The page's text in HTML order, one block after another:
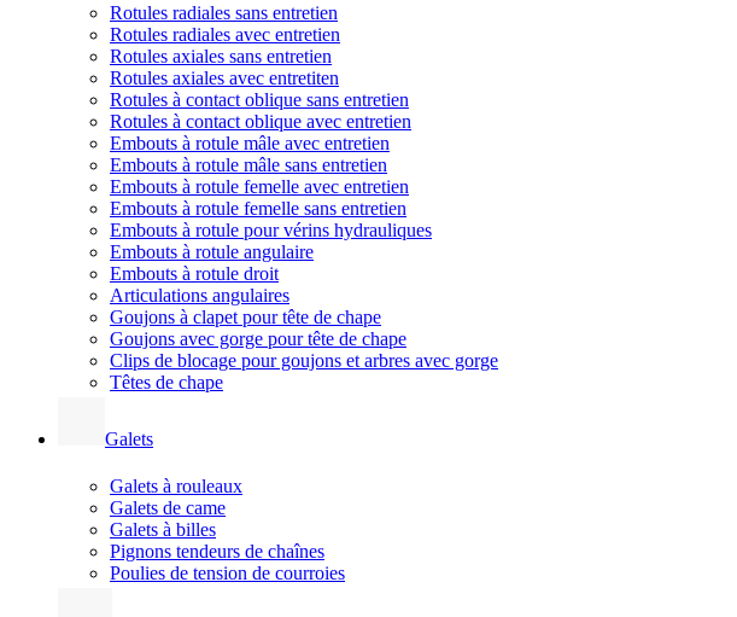
Rotules radiales sans entretien
Rotules radiales avec entretien
Rotules axiales sans entretien
Rotules axiales avec entretiten
Rotules à contact oblique sans entretien
Rotules à contact oblique avec entretien
Embouts à rotule mâle avec entretien
Embouts à rotule mâle sans entretien
Embouts à rotule femelle avec entretien
Embouts à rotule femelle sans entretien
Embouts à rotule pour vérins hydrauliques
Embouts à rotule angulaire
Embouts à rotule droit
Articulations angulaires
Goujons à clapet pour tête de chape
Goujons avec gorge pour tête de chape
Clips de blocage pour goujons et arbres avec gorge
Têtes de chape
Galets
Galets à rouleaux
Galets de came
Galets à billes
Pignons tendeurs de chaînes
Poulies de tension de courroies